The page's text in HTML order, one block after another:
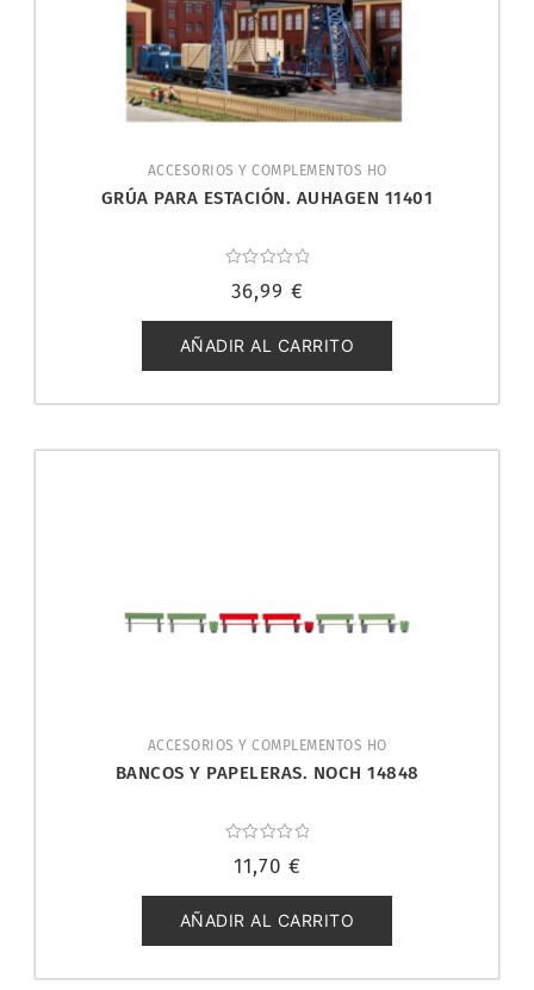
ACCESORIOS Y COMPLEMENTOS HO
GRÚA PARA ESTACIÓN. AUHAGEN 11401
con
de
5
36,99 €
AÑADIR AL CARRITO
ACCESORIOS Y COMPLEMENTOS HO
BANCOS Y PAPELERAS. NOCH 14848
con
de
5
11,70 €
AÑADIR AL CARRITO